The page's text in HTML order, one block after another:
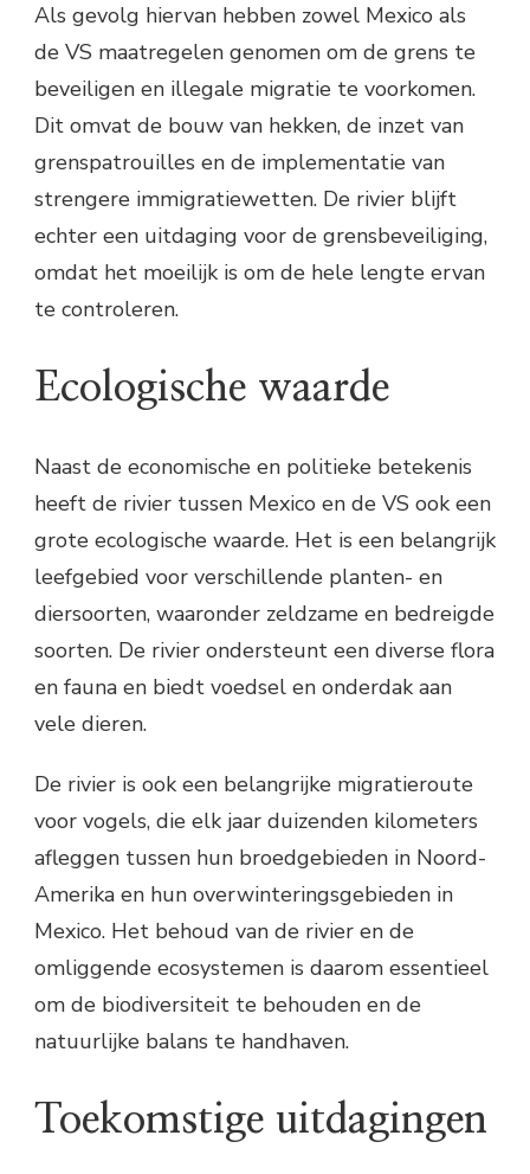
Als gevolg hiervan hebben zowel Mexico als
de VS maatregelen genomen om de grens te
beveiligen en illegale migratie te voorkomen.
Dit omvat de bouw van hekken, de inzet van
grenspatrouilles en de implementatie van
strengere immigratiewetten. De rivier blijft
echter een uitdaging voor de grensbeveiliging,
omdat het moeilijk is om de hele lengte ervan
te controleren.
Ecologische waarde
Naast de economische en politieke betekenis
heeft de rivier tussen Mexico en de VS ook een
grote ecologische waarde. Het is een belangrijk
leefgebied voor verschillende planten- en
diersoorten, waaronder zeldzame en bedreigde
soorten. De rivier ondersteunt een diverse flora
en fauna en biedt voedsel en onderdak aan
vele dieren.
De rivier is ook een belangrijke migratieroute
voor vogels, die elk jaar duizenden kilometers
afleggen tussen hun broedgebieden in Noord-
Amerika en hun overwinteringsgebieden in
Mexico. Het behoud van de rivier en de
omliggende ecosystemen is daarom essentieel
om de biodiversiteit te behouden en de
natuurlijke balans te handhaven.
Toekomstige uitdagingen